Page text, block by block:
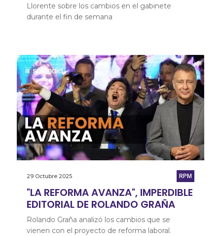
Llorente sobre los cambios en el gabinete
durante el fin de semana
29 Octubre 2025 RPM
"LA REFORMA AVANZA", IMPERDIBLE
EDITORIAL DE ROLANDO GRAÑA
Rolando Graña analizó los cambios que se
vienen con el proyecto de reforma laboral.